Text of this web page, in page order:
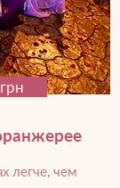
легче, чем